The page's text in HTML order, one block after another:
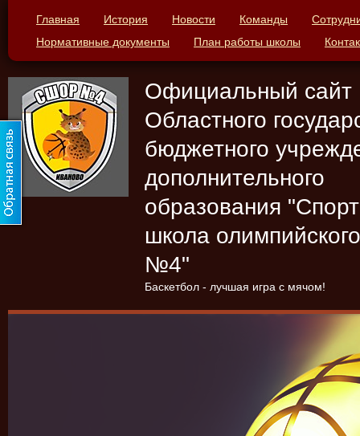
Главная История Новости Команды
Нормативные документы
План работы школы
Официальный сайт
Областного
бюджетного
дополнительного
образования
школа
№4"
Баскетбол - лучшая игра с мячом!